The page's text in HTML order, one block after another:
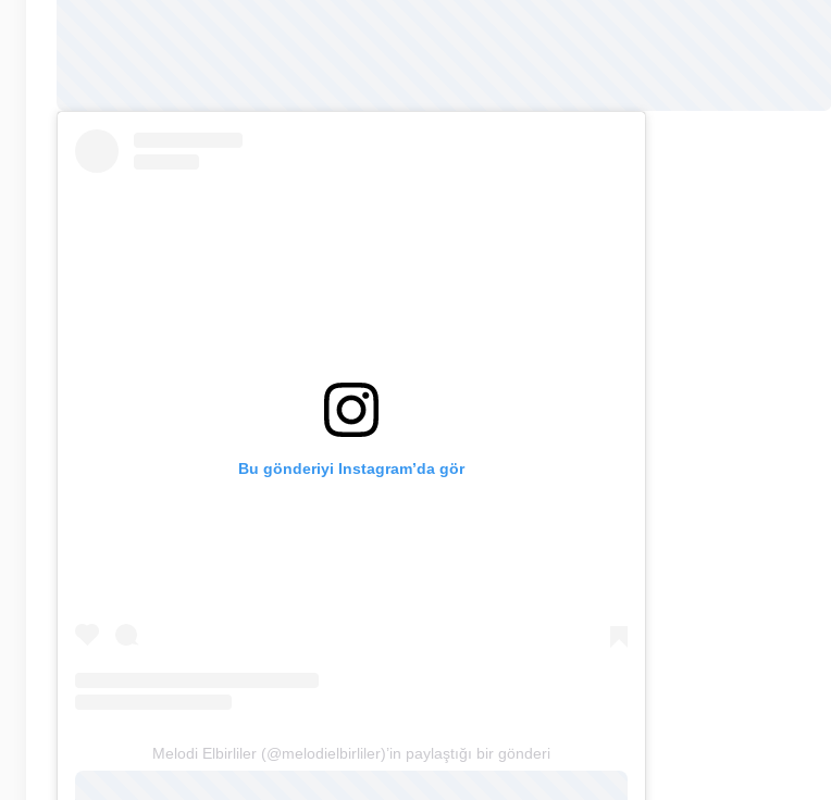
Bu gönderiyi Instagram’da gör
Melodi Elbirliler (@melodielbirliler)’in paylaştığı bir gönderi